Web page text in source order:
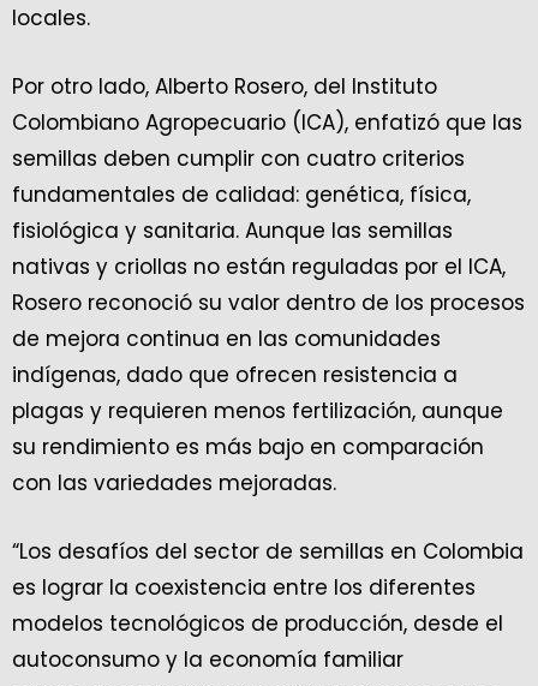
locales.
Por otro lado, Alberto Rosero, del Instituto
Colombiano Agropecuario (ICA), enfatizó que las
semillas deben cumplir con cuatro criterios
fundamentales de calidad: genética, física,
fisiológica y sanitaria. Aunque las semillas
nativas y criollas no están reguladas por el ICA,
Rosero reconoció su valor dentro de los procesos
de mejora continua en las comunidades
indígenas, dado que ofrecen resistencia a
plagas y requieren menos fertilización, aunque
su rendimiento es más bajo en comparación
con las variedades mejoradas.
“Los desafíos del sector de semillas en Colombia
es lograr la coexistencia entre los diferentes
modelos tecnológicos de producción, desde el
autoconsumo y la economía familiar